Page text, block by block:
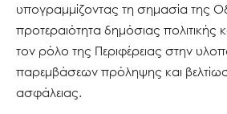
υπογραμμίζοντας τη σημασία της
προτεραιότητα δημόσιας πολιτικής
τον ρόλο της Περιφέρειας στην
παρεμβάσεων πρόληψης και
ασφάλειας.